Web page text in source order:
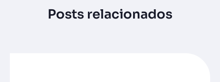
Posts relacionados